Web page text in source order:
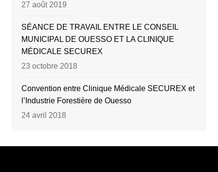
27 août 2019
SÉANCE DE TRAVAIL ENTRE LE CONSEIL
MUNICIPAL DE OUESSO ET LA CLINIQUE
MÉDICALE SECUREX
23 octobre 2018
Convention entre Clinique Médicale SECUREX et
l’Industrie Forestière de Ouesso
24 avril 2018